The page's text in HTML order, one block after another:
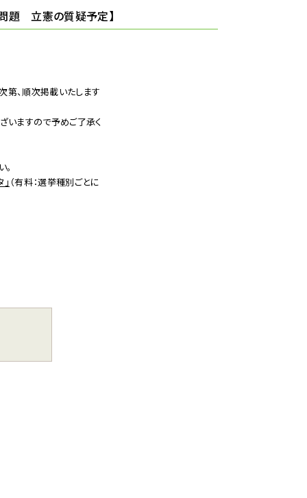
題 立憲の質疑予定】
第、順次掲載いたします
ますので予めご了承く
（有料：選挙種別ごとに